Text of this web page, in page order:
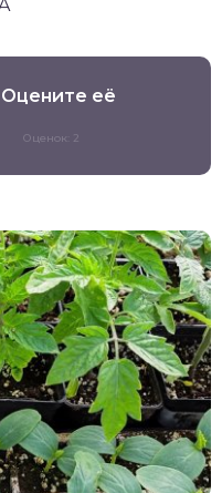
Оцените её
Оценок: 2